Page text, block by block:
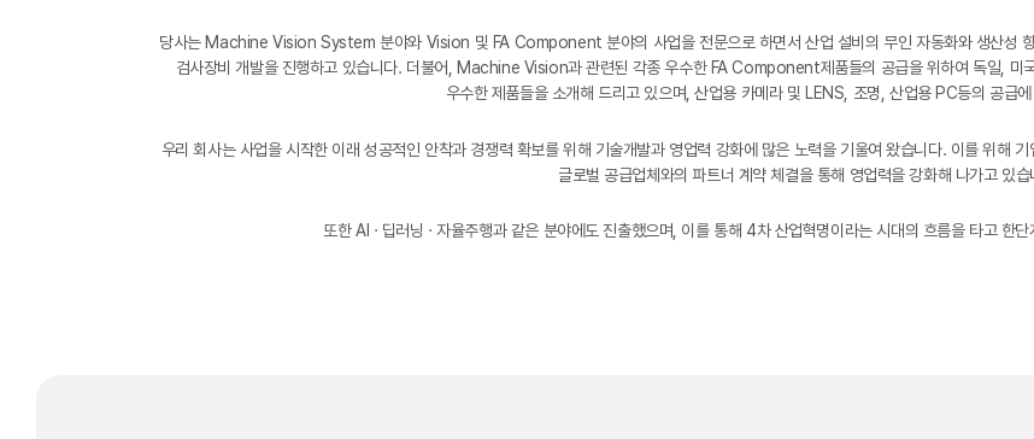
당사는 Machine Vision System 분야와 Vision 및 FA Component 분야의 사업을 전문으로 하면서 산업 설비의 무인 자동화와 생산성 향
검사장비 개발을 진행하고 있습니다. 더불어, Machine Vision과 관련된 각종 우수한 FA Component제품들의 공급을 위하여 독일,
우수한 제품들을 소개해 드리고 있으며, 산업용 카메라 및 LENS, 조명, 산업용 PC등의 공급
우리 회사는 사업을 시작한 이래 성공적인 안착과 경쟁력 확보를 위해 기술개발과 영업력 강화에 많은 노력을 기울여 왔습니다. 이를 위해
글로벌 공급업체와의 파트너 계약 체결을 통해 영업력을 강화해 나가고 있습
또한 AI · 딥러닝 · 자율주행과 같은 분야에도 진출했으며, 이를 통해 4차 산업혁명이라는 시대의 흐름을 타고 한